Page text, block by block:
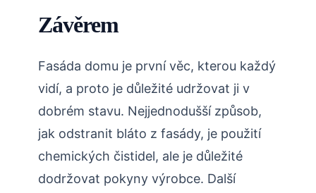
Závěrem
Fasáda domu je první věc, kterou každý
vidí, a proto je důležité udržovat ji v
dobrém stavu. Nejjednodušší způsob,
jak odstranit bláto z fasády, je použití
chemických čistidel, ale je důležité
dodržovat pokyny výrobce. Další